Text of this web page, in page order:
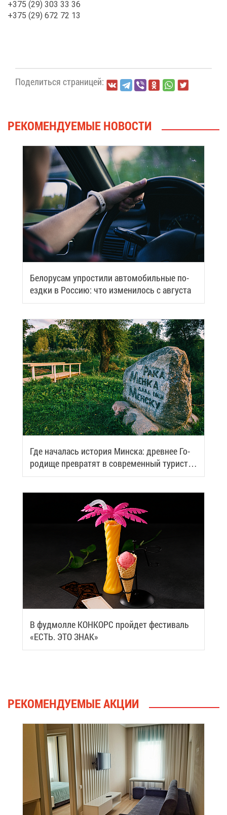
+375 (29) 303 33 36
+375 (29) 672 72 13
По­де­лить­ся стра­ни­цей:
РЕ­КО­МЕН­ДУ­Е­МЫЕ НО­ВО­СТИ
Бе­ло­ру­сам упро­сти­ли ав­то­мо­биль­ные по­
езд­ки в Рос­сию: что из­ме­ни­лось с ав­гу­ста
Где на­ча­лась ис­то­рия Мин­ска: древ­нее Го­
ро­ди­ще пре­вра­тят в со­вре­мен­ный ту­ри­сти­
че­ский центр
В фуд­мол­ле КОН­КОРС прой­дет фе­сти­валь
«ЕСТЬ. ЭТО ЗНАК»
РЕ­КО­МЕН­ДУ­Е­МЫЕ АК­ЦИИ